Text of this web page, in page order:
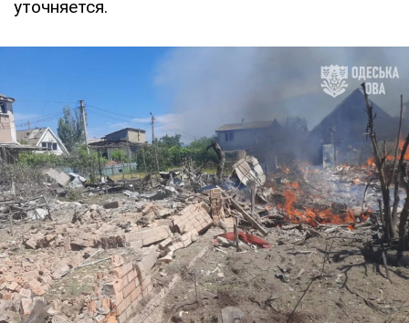
уточняется.